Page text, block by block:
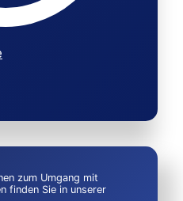
zum Umgang mit
finden Sie in unserer